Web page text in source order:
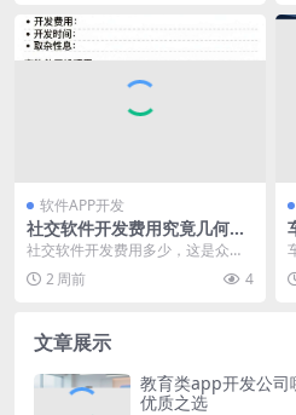
软件APP开发
社交软件开发费用究竟几何？
一文带你全面了解
社交软件开发费用多少，这是众多
创业者和开发者极为关注的问题。
其费用并非固定不变，...
2 周前 4
文章展示
教育类app开发公司
优质之选